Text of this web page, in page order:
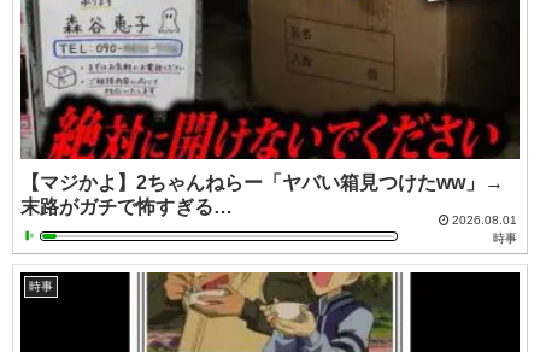
【マジかよ】2ちゃんねらー「ヤバい箱見つけたww」→
末路がガチで怖すぎる…
2026.08.01
時事
時事